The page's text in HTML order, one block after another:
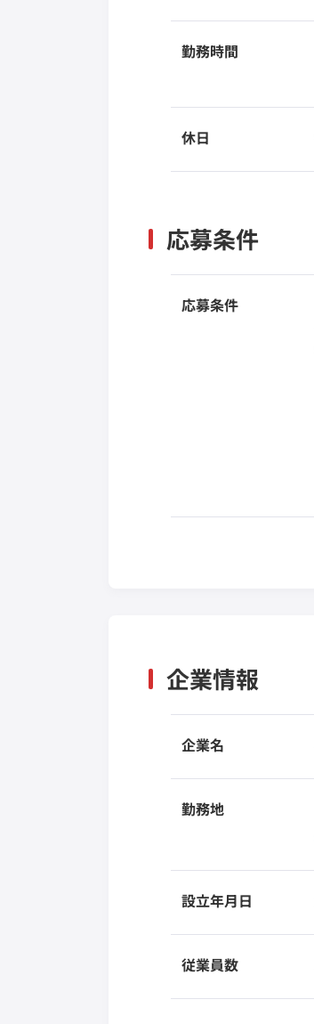
勤務時間
休日
応募条件
応募条件
企業情報
企業名
勤務地
設立年月日
従業員数